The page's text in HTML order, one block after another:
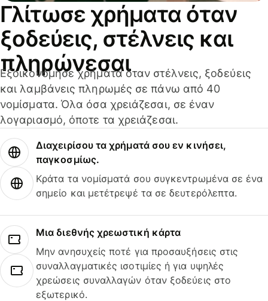
Γλίτωσε χρήματα όταν
ξοδεύεις, στέλνεις και
πληρώνεσαι
Εξοικονόμησε χρήματα όταν στέλνεις, ξοδεύεις
και λαμβάνεις πληρωμές σε πάνω από 40
νομίσματα. Όλα όσα χρειάζεσαι, σε έναν
λογαριασμό, όποτε τα χρειάζεσαι.
Διαχειρίσου τα χρήματά σου εν κινήσει,
παγκοσμίως.
Κράτα τα νομίσματά σου συγκεντρωμένα σε ένα
σημείο και μετέτρεψέ τα σε δευτερόλεπτα.
Μια διεθνής χρεωστική κάρτα
Μην ανησυχείς ποτέ για προσαυξήσεις στις
συναλλαγματικές ισοτιμίες ή για υψηλές
χρεώσεις συναλλαγών όταν ξοδεύεις στο
εξωτερικό.